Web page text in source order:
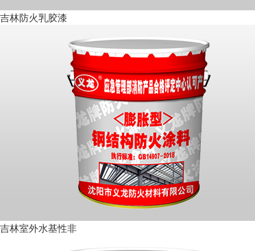
吉林防火乳胶漆
吉林室外水基性非